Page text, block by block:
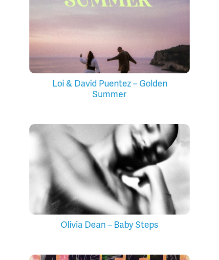
Loi & David Puentez – Golden
Summer
Olivia Dean – Baby Steps